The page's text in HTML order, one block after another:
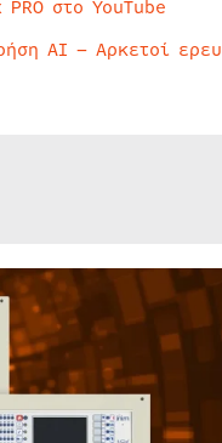
στο YouTube
AI – Αρκετοί